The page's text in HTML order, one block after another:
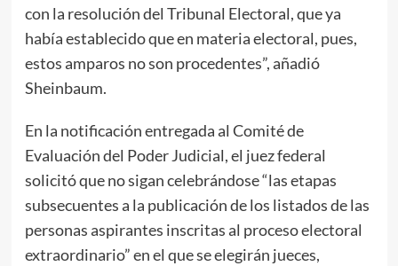
con la resolución del Tribunal Electoral, que ya
había establecido que en materia electoral, pues,
estos amparos no son procedentes”, añadió
Sheinbaum.
En la notificación entregada al Comité de
Evaluación del Poder Judicial, el juez federal
solicitó que no sigan celebrándose “las etapas
subsecuentes a la publicación de los listados de las
personas aspirantes inscritas al proceso electoral
extraordinario” en el que se elegirán jueces,